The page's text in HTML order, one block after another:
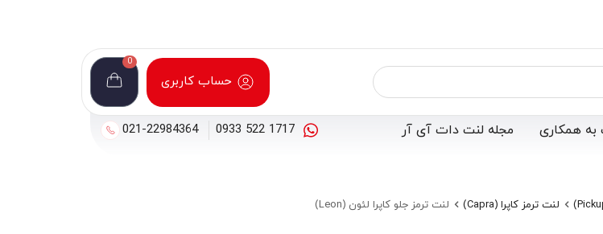
حساب کاربری
0
همکاری مجله لنت دات آی آر 1717 522 0933
021-22984364
لنت ترمز کاپرا (Capra) لنت ترمز جلو کاپرا لئون (Leon)